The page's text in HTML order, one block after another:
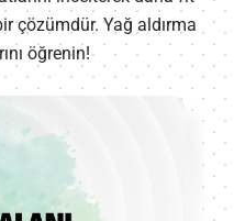
çözümdür. Yağ aldırma
öğrenin!